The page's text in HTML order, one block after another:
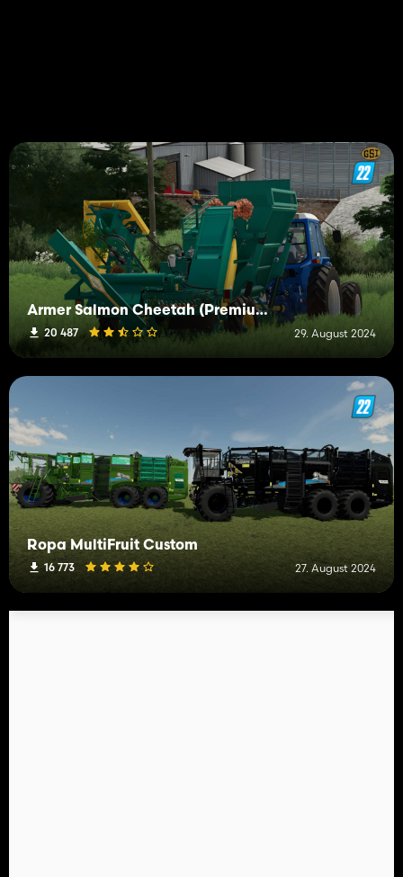
Armer Salmon Cheetah (Premium Crops)
20 487 29. August 2024
Ropa MultiFruit Custom
16 773 27. August 2024